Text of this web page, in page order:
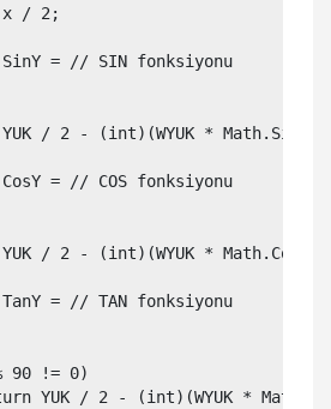
/ 2;
= // SIN fonksiyonu
/ 2 - (int)(WYUK *
= // COS fonksiyonu
/ 2 - (int)(WYUK *
= // TAN fonksiyonu
90 != 0)
YUK / 2 - (int)(WYUK *